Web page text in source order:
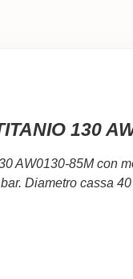
130
AW0130-85M con
Diametro cassa